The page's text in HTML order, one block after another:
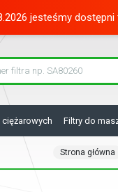
jesteśmy
Filtry do
Strona główna